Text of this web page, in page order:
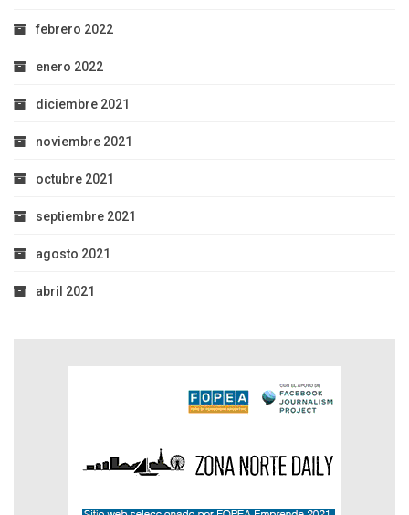
febrero 2022
enero 2022
diciembre 2021
noviembre 2021
octubre 2021
septiembre 2021
agosto 2021
abril 2021